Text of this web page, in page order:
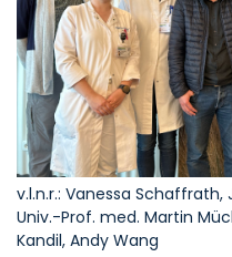
v.l.n.r.: Vanessa
Univ.-Prof. med. Martin
Kandil, Andy Wang